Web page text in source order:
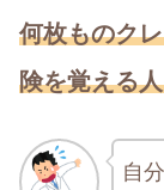
何枚ものク
険を覚える
自